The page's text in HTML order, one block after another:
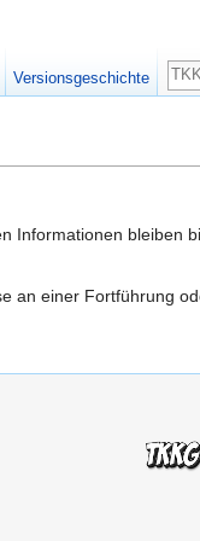
Informationen bleiben
an einer Fortführung
Versionsgeschichte